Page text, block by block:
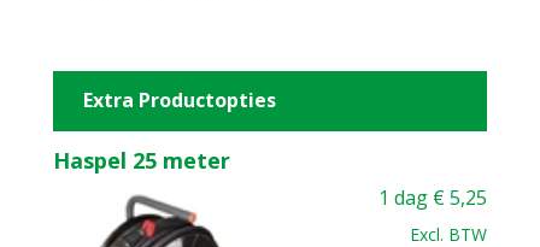
Extra Productopties
Haspel 25 meter
1 dag €5,25
Excl. BTW